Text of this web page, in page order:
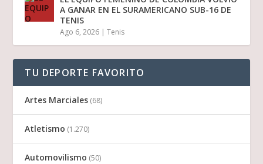
A GANAR EN EL SURAMERICANO SUB-16 DE
TENIS
Ago 6, 2026 |Tenis
TU DEPORTE FAVORITO
Artes Marciales (68)
Atletismo (1.270)
Automovilismo (50)